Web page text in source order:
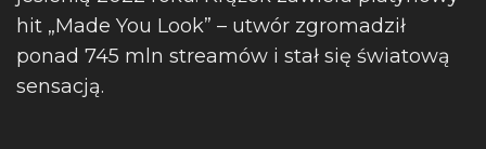
hit „Made You Look” – utwór zgromadził
ponad 745 mln streamów i stał się światową
sensacją.